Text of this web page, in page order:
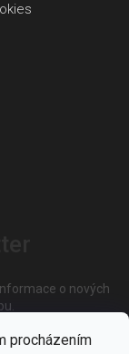
procházením
o nových